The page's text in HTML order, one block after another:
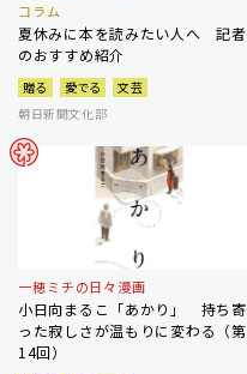
コラム
夏休みに本を読みたい人へ 記者
のおすすめ紹介
贈る 愛でる
文芸
朝日新聞文化部
一穂ミチの日々漫画
小日向まるこ「あかり」 持ち寄
った寂しさが温もりに変わる（第
14回）